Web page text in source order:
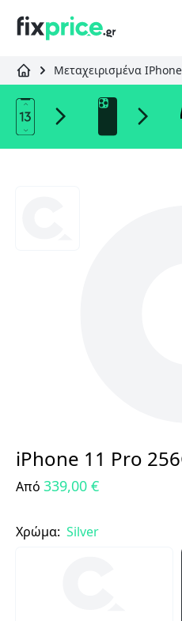
Μεταχειρισμένα IPhone
iPhone 11 Pro
Από 339,00 €
Χρώμα: Silver